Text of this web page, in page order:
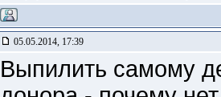
05.05.2014, 17:39
Выпилить самому